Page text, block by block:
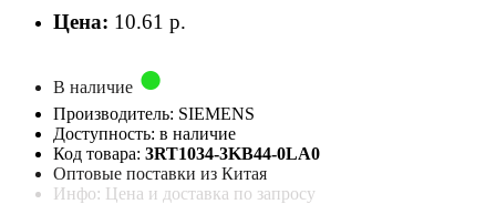
Цена: 10.61 р.
В наличие
Производитель: SIEMENS
Доступность: в наличие
Код товара: 3RT1034-3KB44-0LA0
Оптовые поставки из Китая
Инфо: Цена и доставка по запросу